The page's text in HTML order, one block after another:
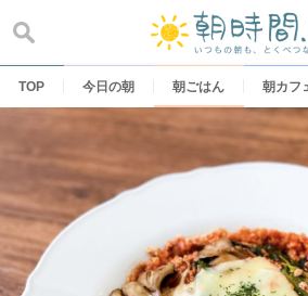
content
TOP 今日の朝 朝ごはん 朝カフ